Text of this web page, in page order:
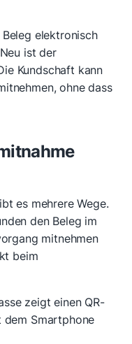
elektronisch
ist der
Kundschaft kann
ohne dass
es mehrere Wege.
den Beleg im
mitnehmen
beim
zeigt einen QR-
dem Smartphone